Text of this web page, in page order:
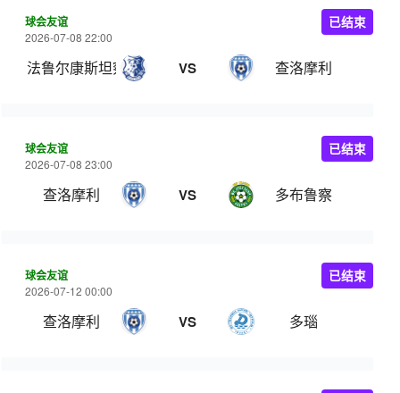
球会友谊
2026-07-08 22:00
法鲁尔康斯坦察 VS 查洛摩利
已结束
球会友谊
2026-07-08 23:00
查洛摩利 VS 多布鲁察
已结束
球会友谊
2026-07-12 00:00
查洛摩利 VS 多瑙
已结束